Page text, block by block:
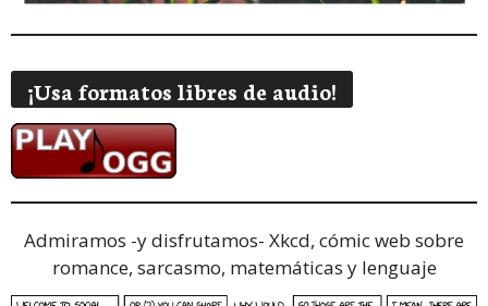
¡Usa formatos libres de audio!
Admiramos -y disfrutamos- Xkcd, cómic web sobre
romance, sarcasmo, matemáticas y lenguaje